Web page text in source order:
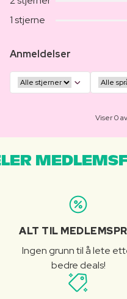
1 stjerne
Anmeldelser
Viser 0
ALT TIL
Ingen grunn til å lete
bedre deals!